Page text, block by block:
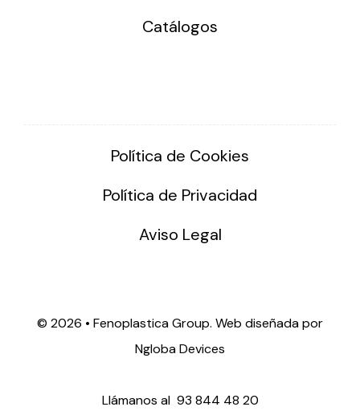
Catálogos
Política de Cookies
Política de Privacidad
Aviso Legal
© 2026 • Fenoplastica Group. Web diseñada por
Ngloba Devices
Llámanos al 93 844 48 20